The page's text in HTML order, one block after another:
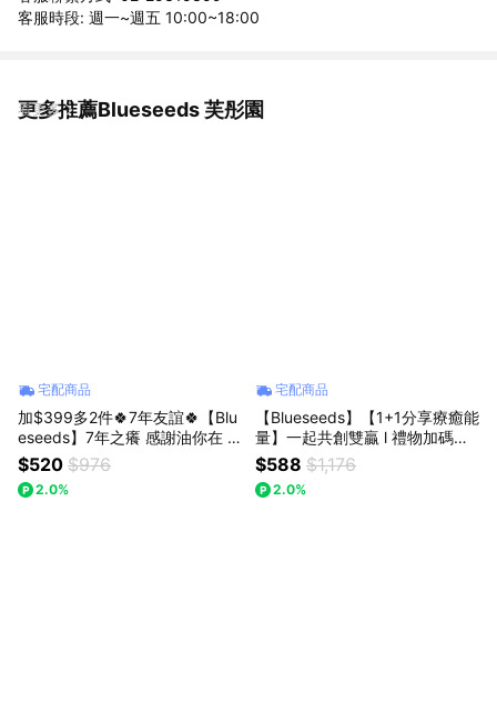
客服時段: 週一~週五 10:00~18:00
更多推薦Blueseeds 芙彤園
看更多
宅配商品
加$399多2件🍀7年友誼🍀【Blu
eseeds】7年之癢 感謝油你在 l
任選精油噴霧30ml(森淨or舒眠)
+精油滾珠5ml(舒眠or舒緩) l 芙
彤園
$520 $976
2.0%
宅配商品
【Blueseeds】【1+1分享療癒能
量】一起共創雙贏 l 禮物加碼贈
品牌提袋 l 每日舒活滾珠5入組｜
薰衣草/柑橘/檸檬/茶樹/迷迭香 l
芙彤園
$588 $1,176
2.0%